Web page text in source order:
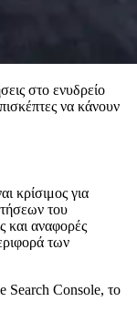
στο ενυδρείο
να κάνουν
κρίσιμος για
του
και αναφορές
των
Search Console, το